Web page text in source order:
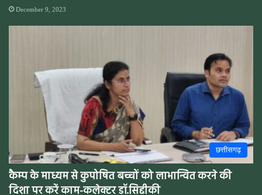
December 9, 2023
छत्तीसगढ़
कैम्प के माध्यम से कुपोषित बच्चों को लाभान्वित करने की
दिशा पर करें काम-कलेक्टर डॉ.सिद्दीकी